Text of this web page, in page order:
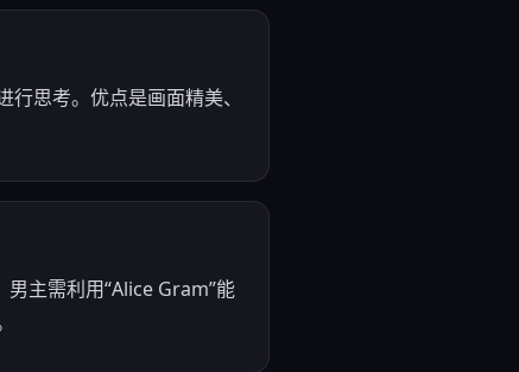
思考。优点是画面精美、
主需利用“Alice Gram”能